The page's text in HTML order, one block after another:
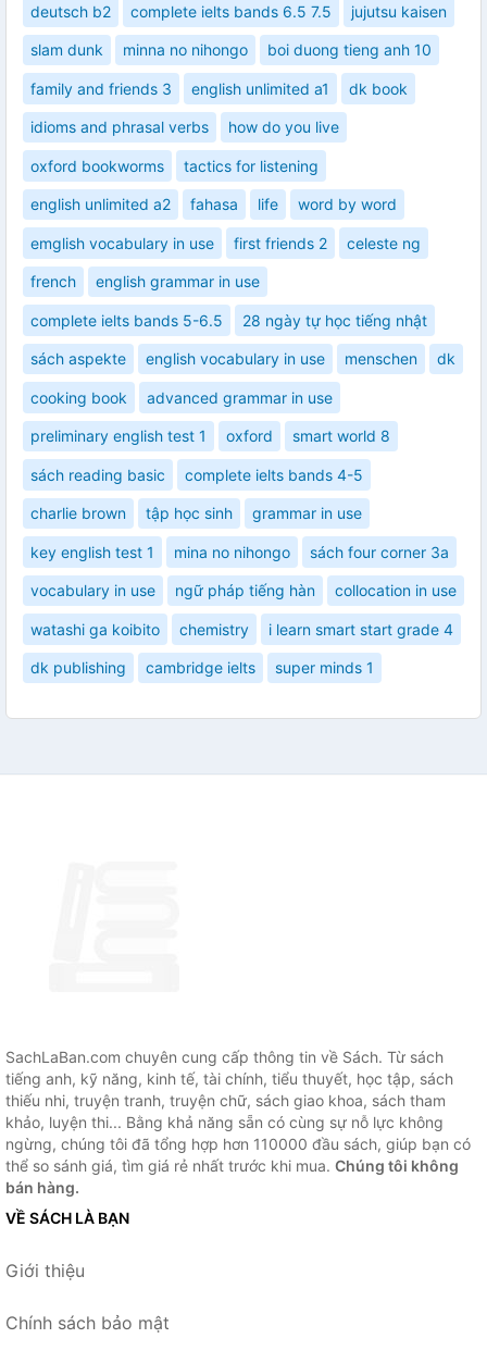
deutsch b2 complete ielts bands 6.5 7.5 jujutsu kaisen
slam dunk minna no nihongo boi duong tieng anh 10
family and friends 3 english unlimited a1 dk book
idioms and phrasal verbs how do you live
oxford bookworms tactics for listening
english unlimited a2 fahasa life word by word
emglish vocabulary in use first friends 2 celeste ng
french english grammar in use
complete ielts bands 5-6.5 28 ngày tự học tiếng nhật
sách aspekte english vocabulary in use menschen dk
cooking book advanced grammar in use
preliminary english test 1 oxford smart world 8
sách reading basic complete ielts bands 4-5
charlie brown tập học sinh grammar in use
key english test 1 mina no nihongo sách four corner 3a
vocabulary in use ngữ pháp tiếng hàn collocation in use
watashi ga koibito chemistry i learn smart start grade 4
dk publishing cambridge ielts super minds 1
SachLaBan.com chuyên cung cấp thông tin về Sách. Từ sách
tiếng anh, kỹ năng, kinh tế, tài chính, tiểu thuyết, học tập, sách
thiếu nhi, truyện tranh, truyện chữ, sách giao khoa, sách tham
khảo, luyện thi... Bằng khả năng sẵn có cùng sự nỗ lực không
ngừng, chúng tôi đã tổng hợp hơn 110000 đầu sách, giúp bạn có
thể so sánh giá, tìm giá rẻ nhất trước khi mua. Chúng tôi không
bán hàng.
VỀ SÁCH LÀ BẠN
Giới thiệu
Chính sách bảo mật